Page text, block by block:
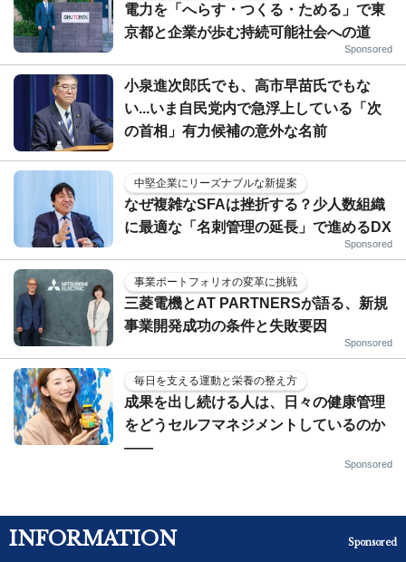
電力を「へらす・つくる・ためる」で東
京都と企業が歩む持続可能社会への道
Sponsored
小泉進次郎氏でも、高市早苗氏でもな
い...いま自民党内で急浮上している「次
の首相」有力候補の意外な名前
中堅企業にリーズナブルな新提案
なぜ複雑なSFAは挫折する？少人数組織
に最適な「名刺管理の延長」で進めるDX
Sponsored
事業ポートフォリオの変革に挑戦
三菱電機とAT PARTNERSが語る、新規
事業開発成功の条件と失敗要因
Sponsored
毎日を支える運動と栄養の整え方
成果を出し続ける人は、日々の健康管理
をどうセルフマネジメントしているのか
——
Sponsored
INFORMATION Sponsored